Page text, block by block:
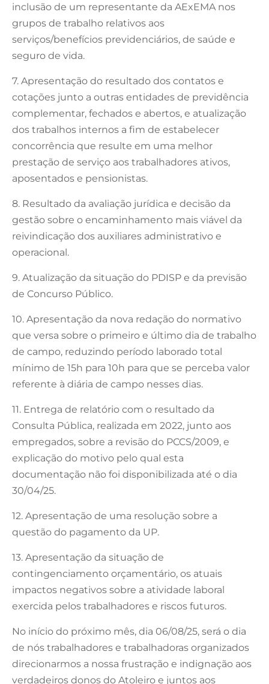
inclusão de um representante da AExEMA nos
grupos de trabalho relativos aos
serviços/benefícios previdenciários, de saúde e
seguro de vida.
7. Apresentação do resultado dos contatos e
cotações junto a outras entidades de previdência
complementar, fechados e abertos, e atualização
dos trabalhos internos a fim de estabelecer
concorrência que resulte em uma melhor
prestação de serviço aos trabalhadores ativos,
aposentados e pensionistas.
8. Resultado da avaliação jurídica e decisão da
gestão sobre o encaminhamento mais viável da
reivindicação dos auxiliares administrativo e
operacional.
9. Atualização da situação do PDISP e da previsão
de Concurso Público.
10. Apresentação da nova redação do normativo
que versa sobre o primeiro e último dia de trabalho
de campo, reduzindo período laborado total
mínimo de 15h para 10h para que se perceba valor
referente à diária de campo nesses dias.
11. Entrega de relatório com o resultado da
Consulta Pública, realizada em 2022, junto aos
empregados, sobre a revisão do PCCS/2009, e
explicação do motivo pelo qual esta
documentação não foi disponibilizada até o dia
30/04/25.
12. Apresentação de uma resolução sobre a
questão do pagamento da UP.
13. Apresentação da situação de
contingenciamento orçamentário, os atuais
impactos negativos sobre a atividade laboral
exercida pelos trabalhadores e riscos futuros.
No início do próximo mês, dia 06/08/25, será o dia
de nós trabalhadores e trabalhadoras organizados
direcionarmos a nossa frustração e indignação aos
verdadeiros donos do Atoleiro e juntos aos